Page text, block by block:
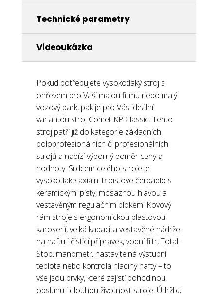
Technické parametry
Videoukázka
Pokud potřebujete vysokotlaký stroj s
ohřevem pro Vaši malou firmu nebo malý
vozový park, pak je pro Vás ideální
variantou stroj Comet KP Classic. Tento
stroj patří již do kategorie základních
poloprofesionálních či profesionálních
strojů a nabízí výborný poměr ceny a
hodnoty. Srdcem celého stroje je
vysokotlaké axiální třípístové čerpadlo s
keramickými písty, mosaznou hlavou a
vestavěným regulačním blokem. Kovový
rám stroje s ergonomickou plastovou
karoserií, velká kapacita vestavěné nádrže
na naftu i čisticí přípravek, vodní filtr, Total-
Stop, manometr, nastavitelná výstupní
teplota nebo kontrola hladiny nafty – to
vše jsou prvky, které zajistí pohodlnou
obsluhu i dlouhou životnost stroje. Údržbu